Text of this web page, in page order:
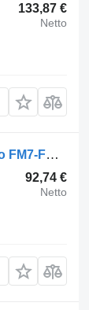
133,87 €
Netto
Molla a balestra Volvo FM12 (01.98-12.05) 257875 257861 per trattore stradale Volvo FM7-FM12, FM, FMX (1998-2014)
92,74 €
Netto